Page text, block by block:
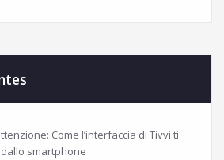
Come l’interfaccia di Tivvi ti
smartphone